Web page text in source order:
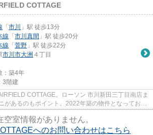
COTTAGE
「 市川
」駅 徒歩13分
線 「 市川真間 」駅 徒歩20分
線 「 菅野 」駅 徒歩22分
市川市大洲 ４丁目
：築4年
3階建
COTTAGE。ローソン 市川新田三丁目南店ま
があるのもポイント。2022年築の物件となってお
空室情報がありません。
へのお問い合わせはこちら